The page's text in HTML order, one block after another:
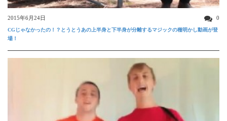
2015年6月24日 0
CGじゃなかったの！？とうとうあの上半身と下半身が分離するマジックの種明かし動画が登
場！